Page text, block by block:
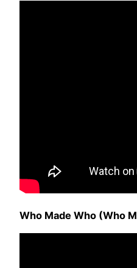
Who Made Who (Who